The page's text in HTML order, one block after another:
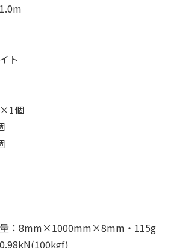
ト
×1個
量：8mm×1000mm×8mm・115g